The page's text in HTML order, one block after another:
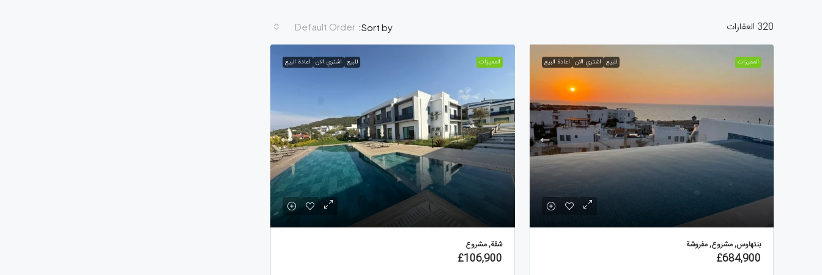
320 العقارات Sort by:
Default Order
الممیزات للبيع اشتري الان اعادة البيع
بنتهاوس, مشروع, مفروشة
£684,900
الممیزات للبيع اشتري الان اعادة البيع
شقة, مشروع
£106,900